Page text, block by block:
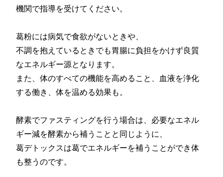
機関で指導を受けてください。
葛粉には病気で食欲がないときや、
不調を抱えているときでも胃腸に負担をかけず良質
なエネルギー源となります。
また、体のすべての機能を高めること、血液を浄化
する働き、体を温める効果も。
酵素でファスティングを行う場合は、必要なエネル
ギー減を酵素から補うことと同じように、
葛デトックスは葛でエネルギーを補うことができ体
も整うのです。